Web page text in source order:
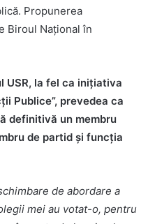
Propunerea
Biroul Național în
USR, la fel ca inițiativa
Publice”, prevedea ca
definitivă un membru
de partid și funcția
de abordare a
mei au votat-o, pentru